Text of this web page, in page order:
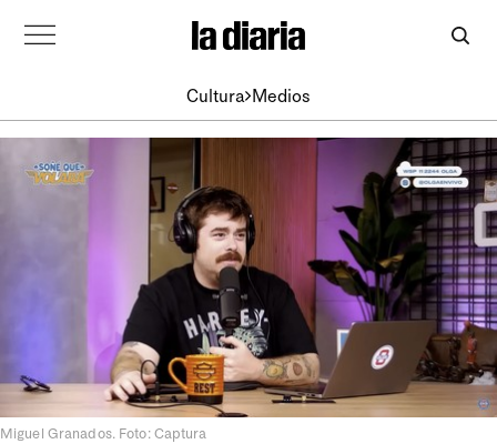
Cultura Medios
Miguel Granados. Foto: Captura